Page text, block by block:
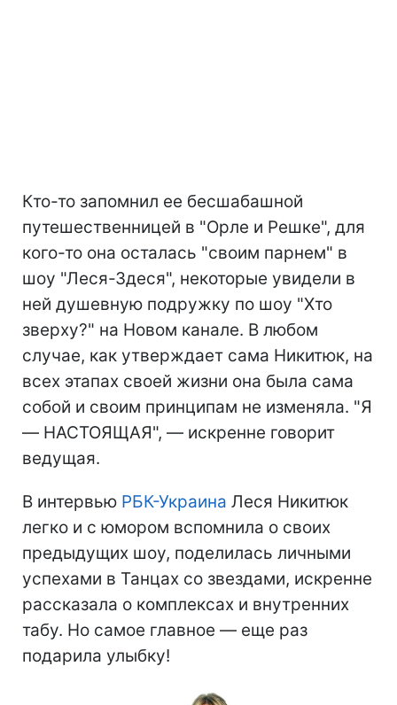
Кто-то запомнил ее бесшабашной
путешественницей в "Орле и Решке", для
кого-то она осталась "своим парнем" в
шоу "Леся-Здеся", некоторые увидели в
ней душевную подружку по шоу "Хто
зверху?" на Новом канале. В любом
случае, как утверждает сама Никитюк, на
всех этапах своей жизни она была сама
собой и своим принципам не изменяла. "Я
— НАСТОЯЩАЯ", — искренне говорит
ведущая.
В интервью РБК-Украина Леся Никитюк
легко и с юмором вспомнила о своих
предыдущих шоу, поделилась личными
успехами в Танцах со звездами, искренне
рассказала о комплексах и внутренних
табу. Но самое главное — еще раз
подарила улыбку!